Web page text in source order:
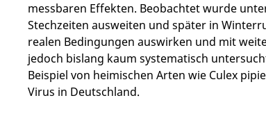
messbaren Effekten. Beobachtet wurde
Stechzeiten ausweiten und später in
realen Bedingungen auswirken und mit
jedoch bislang kaum systematisch
Beispiel von heimischen Arten wie Culex
Virus in Deutschland.